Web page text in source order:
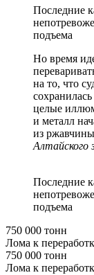
Последние
подъема
Но время
на то, что
целые
и металл
из ржавчины
Алтайского
Последние
подъема
750 000 тонн
Лома к
750 000 тонн
Лома к